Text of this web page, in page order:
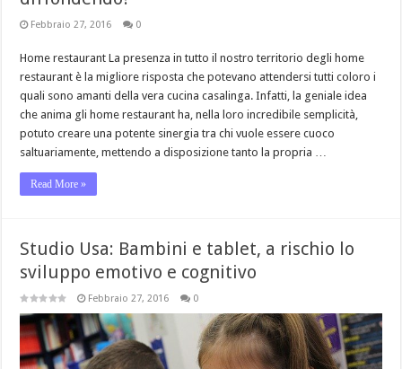
Febbraio 27, 2016 0
Home restaurant La presenza in tutto il nostro territorio degli home
restaurant è la migliore risposta che potevano attendersi tutti coloro i
quali sono amanti della vera cucina casalinga. Infatti, la geniale idea
che anima gli home restaurant ha, nella loro incredibile semplicità,
potuto creare una potente sinergia tra chi vuole essere cuoco
saltuariamente, mettendo a disposizione tanto la propria …
Read More »
Studio Usa: Bambini e tablet, a rischio lo
sviluppo emotivo e cognitivo
Febbraio 27, 2016 0